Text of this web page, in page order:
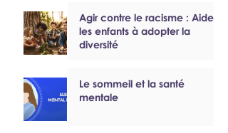
Agir contre le racisme : Aider
les enfants à adopter la
diversité
Le sommeil et la santé
mentale